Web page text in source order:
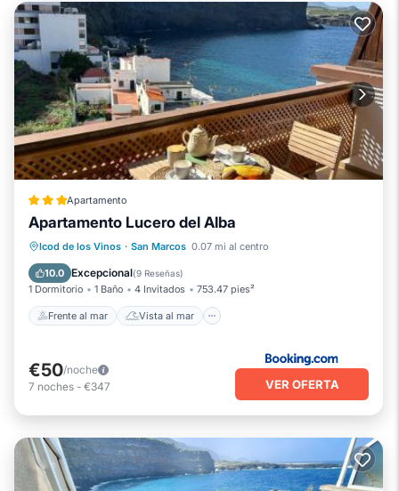
Apartamento
Apartamento Lucero del Alba
Icod de los Vinos · San Marcos 0.07 mi al centro
10.0 Excepcional(9 Reseñas)
1 Dormitorio 1 Baño 4 Invitados 753.47 pies²
Frente al mar Vista al mar
Frente al mar
Vista al mar
Balcón/Terraza
€50/noche
7 noches - €347 VER OFERTA